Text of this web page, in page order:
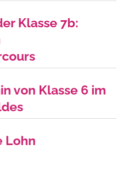
Klasse 7b:
von Klasse 6 im
Lohn